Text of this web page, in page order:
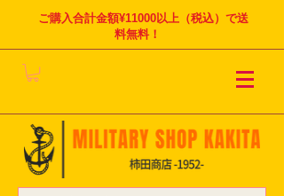
ご購入合計金額¥11000以上（税込）で送
料無料！